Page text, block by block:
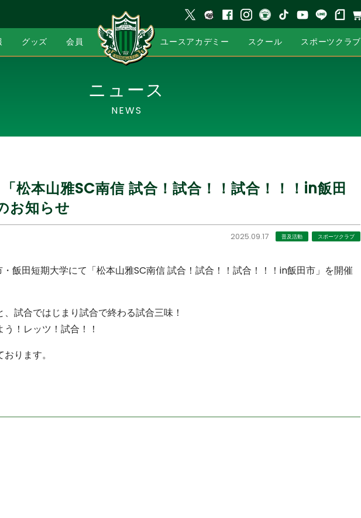
グッズ 会員 ユースアカデミー スクール スポーツクラブ
ニュース
NEWS
松本山雅SC南信 試合！試合！！試合！！！in飯田
お知らせ
2025.09.17 普及活動 スポーツクラブ
・飯田短期大学にて「松本山雅SC南信 試合！試合！！試合！！！in飯田市」を開催
試合ではじまり試合で終わる試合三味！
！レッツ！試合！！
ります。